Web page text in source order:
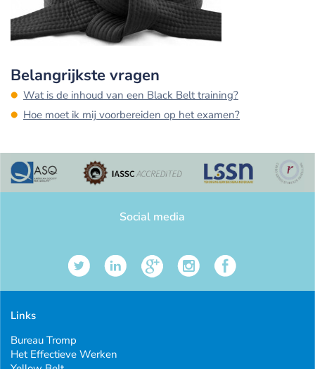
Belangrijkste vragen
Wat is de inhoud van een Black Belt training?
Hoe moet ik mij voorbereiden op het examen?
Social media
Links
Bureau Tromp
Het Effectieve Werken